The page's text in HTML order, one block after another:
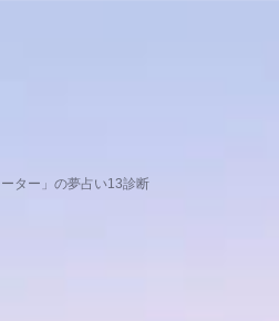
ター」の夢占い13診断